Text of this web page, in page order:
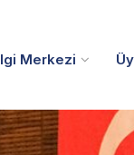
Merkezi